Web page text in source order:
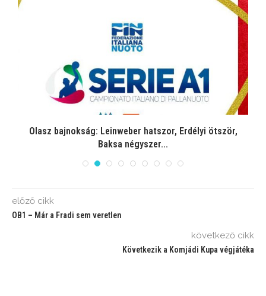
Olasz bajnokság: Leinweber hatszor, Erdélyi ötször,
Baksa négyszer...
előző cikk
OB1 – Már a Fradi sem veretlen
következő cikk
Következik a Komjádi Kupa végjátéka